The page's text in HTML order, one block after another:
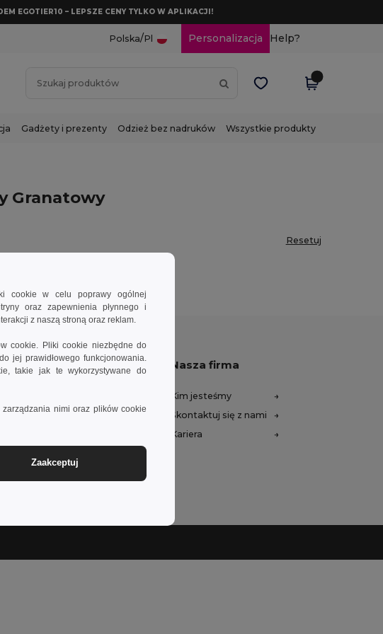
EGOTIER10 – LEPSZE CENY TYLKO W APLIKACJI!
Polska/Pl Personalizacja Help?
Gadżety i prezenty Odzież bez nadruków Wszystkie produkty
Granatowy
Resetuj
Pozwól nam pomóc
Ceny Hurtowe
Nasza firma
Kim jesteśmy
Skontaktuj się z nami
Kariera
cookie w celu poprawy ogólnej
oraz zapewnienia płynnego i
z naszą stroną oraz reklam.
cookie. Pliki cookie niezbędne do
jej prawidłowego funkcjonowania.
takie jak te wykorzystywane do
nimi oraz plików cookie
Zaakceptuj